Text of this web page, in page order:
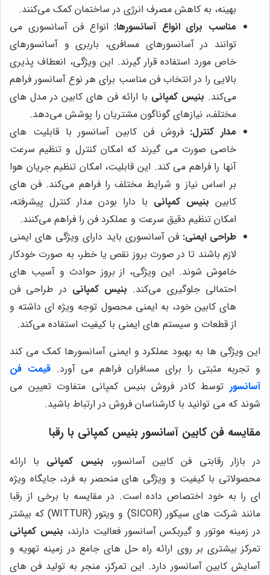
بهینه، به کاهش مصرف انرژی در ساختمان کمک می‌کنند.
مناسب برای انواع آسانسورها: انواع فن آسانسوری می
توانند در آسانسورهای مسافری، باربری و آسانسورهای
خاص مورد استفاده قرار گیرند. این ویژگی، انعطاف پذیری
بالایی را در انتخاب فن مناسب برای هر نوع آسانسور فراهم
می‌کند. بنیس کمپانی با ارائه فن های کابین در مدل های
مختلف، نیازهای گوناگون مشتریان را پوشش می‌دهد.
مدار کنترل: فروش فن کابین آسانسور با قابلیت های
خاصی صورت می گیرند که امکان کنترل و تنظیم سرعت
آنها را فراهم می کند. این قابلیت، امکان تنظیم جریان هوا
بر اساس نیاز و شرایط مختلف را فراهم می‌کند. فن های
کابین بنیس کمپانی با دارا بودن مدار کنترل پیشرفته،
امکان تنظیم دقیق سرعت و عملکرد فن را فراهم می‌کنند.
طراحی ایمنی: فن آسانسوری باید دارای ویژگی های ایمنی
لازم باشند تا در صورت بروز نقص یا خطر، به صورت خودکار
خاموش شوند. این ویژگی، از بروز حوادث و آسیب های
احتمالی جلوگیری می‌کند. بنیس کمپانی در طراحی فن
های کابین خود، به ایمنی محصول توجه ویژه ای داشته و
از قطعات و سیستم های ایمنی با کیفیت استفاده می‌کند.
این ویژگی ها به بهبود عملکرد و ایمنی آسانسورها کمک می کند
و تجربه مثبتی را برای مسافران فراهم می آورد.قیمت فن
آسانسور توسط کادر فروش بنیس کمپانی متفاوت تعیین می
شوند که می توانید با کارشناسان فروش در ارتباط باشید.
مقایسه فن کابین آسانسور بنیس کمپانی با رقبا
در بازار رقابتی فن کابین آسانسور، بنیس کمپانی با ارائه
محصولاتی با کیفیت و ویژگی های منحصر به فرد، جایگاه ویژه
ای را به خود اختصاص داده است. در مقایسه با برخی از رقبا
مانند شرکت های سیکور (SICOR) و ویتور (WITTUR) که بیشتر
در زمینه موتور و گیربکس آسانسور فعالیت دارند، بنیس کمپانی
تمرکز بیشتری بر روی ارائه راه حل های جامع در زمینه تهویه و
آسایش کابین آسانسور دارد. این تمرکز، منجر به تولید فن های